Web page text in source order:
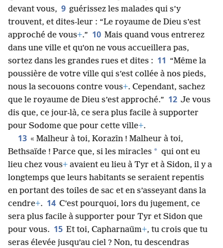
devant vous, 9 guérissez les malades qui s’y
trouvent, et dites-leur : “Le royaume de Dieu s’est
approché de vous+.” 10 Mais quand vous entrerez
dans une ville et qu’on ne vous accueillera pas,
sortez dans les grandes rues et dites : 11 “Même la
poussière de votre ville qui s’est collée à nos pieds,
nous la secouons contre vous+. Cependant, sachez
que le royaume de Dieu s’est approché.” 12 Je vous
dis que, ce jour-là, ce sera plus facile à supporter
pour Sodome que pour cette ville+.
13 « Malheur à toi, Korazîn ! Malheur à toi,
Bethsaïde ! Parce que, si les miracles * qui ont eu
lieu chez vous+ avaient eu lieu à Tyr et à Sidon, il y a
longtemps que leurs habitants se seraient repentis
en portant des toiles de sac et en s’asseyant dans la
cendre+. 14 C’est pourquoi, lors du jugement, ce
sera plus facile à supporter pour Tyr et Sidon que
pour vous. 15 Et toi, Capharnaüm+, tu crois que tu
seras élevée jusqu’au ciel ? Non, tu descendras